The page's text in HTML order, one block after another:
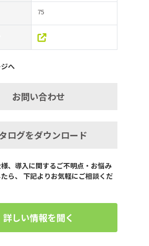
75
へ
お問い合わせ
ログをダウンロード
、導入に関するご不明点・お悩み
ら、 下記よりお気軽にご相談くだ
詳しい情報を聞く